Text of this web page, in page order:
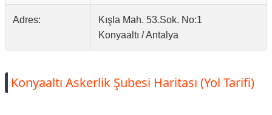
Adres:
Kışla Mah. 53.Sok. No:1
Konyaaltı / Antalya
Konyaaltı Askerlik Şubesi Haritası (Yol Tarifi)